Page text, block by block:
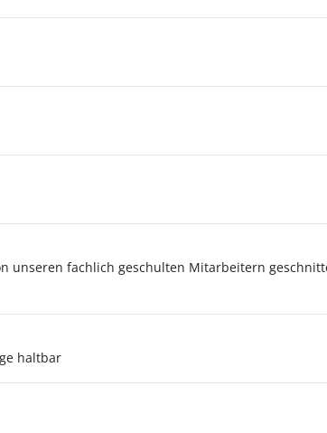
unseren fachlich geschulten Mitarbeitern
haltbar